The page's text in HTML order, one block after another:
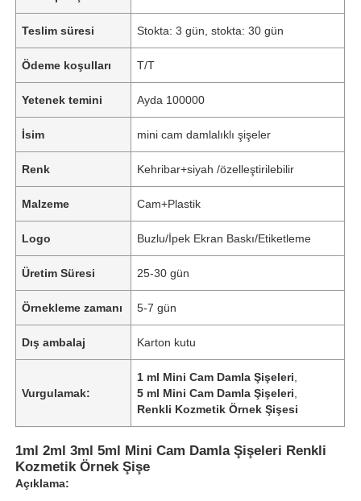
Teslim süresi Stokta: 3 gün, stokta: 30 gün
Ödeme koşulları T/T
Yetenek temini Ayda 100000
İsim mini cam damlalıklı şişeler
Renk Kehribar+siyah /özelleştirilebilir
Malzeme Cam+Plastik
Logo Buzlu/İpek Ekran Baskı/Etiketleme
Üretim Süresi 25-30 gün
Örnekleme zamanı 5-7 gün
Dış ambalaj Karton kutu
Vurgulamak:
1 ml Mini Cam Damla Şişeleri
5 ml Mini Cam Damla Şişeleri
Renkli Kozmetik Örnek Şişesi
1ml 2ml 3ml 5ml Mini Cam Damla Şişeleri Renkli
Kozmetik Örnek Şişe
Açıklama: